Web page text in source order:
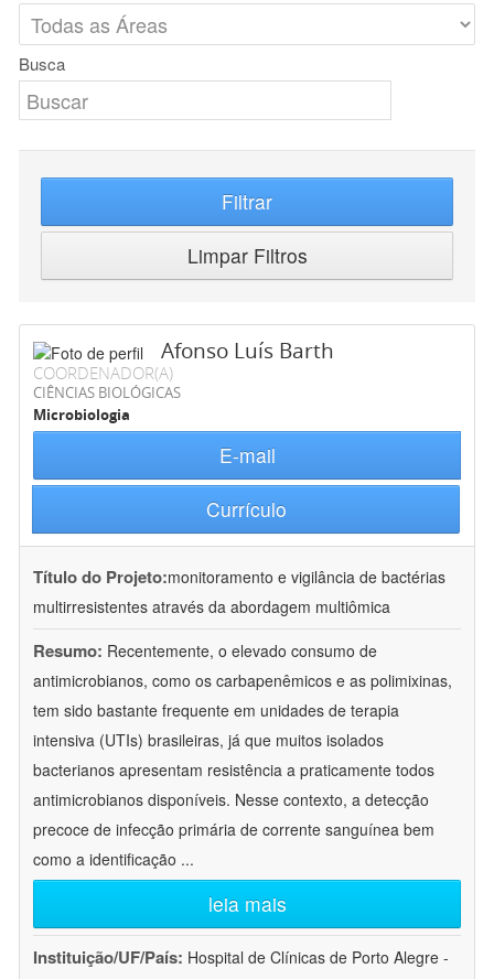
Busca
Filtrar
Limpar Filtros
Afonso Luís Barth
COORDENADOR(A)
CIÊNCIAS BIOLÓGICAS
Microbiologia
E-mail
Currículo
Título do Projeto:monitoramento e vigilância de bactérias
multirresistentes através da abordagem multiômica
Resumo: Recentemente, o elevado consumo de
antimicrobianos, como os carbapenêmicos e as polimixinas,
tem sido bastante frequente em unidades de terapia
intensiva (UTIs) brasileiras, já que muitos isolados
bacterianos apresentam resistência a praticamente todos
antimicrobianos disponíveis. Nesse contexto, a detecção
precoce de infecção primária de corrente sanguínea bem
como a identificação ...
leia mais
Instituição/UF/País: Hospital de Clínicas de Porto Alegre -